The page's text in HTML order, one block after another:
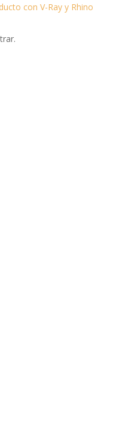
con V-Ray y Rhino